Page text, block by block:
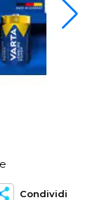
Condividi